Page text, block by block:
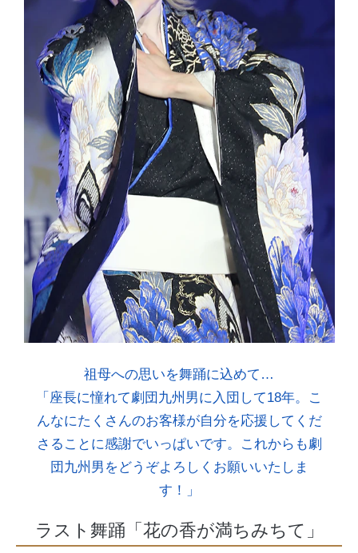
祖母への思いを舞踊に込めて…
「座長に憧れて劇団九州男に入団して18年。こ
んなにたくさんのお客様が自分を応援してくだ
さることに感謝でいっぱいです。これからも劇
団九州男をどうぞよろしくお願いいたしま
す！」
ラスト舞踊「花の香が満ちみちて」